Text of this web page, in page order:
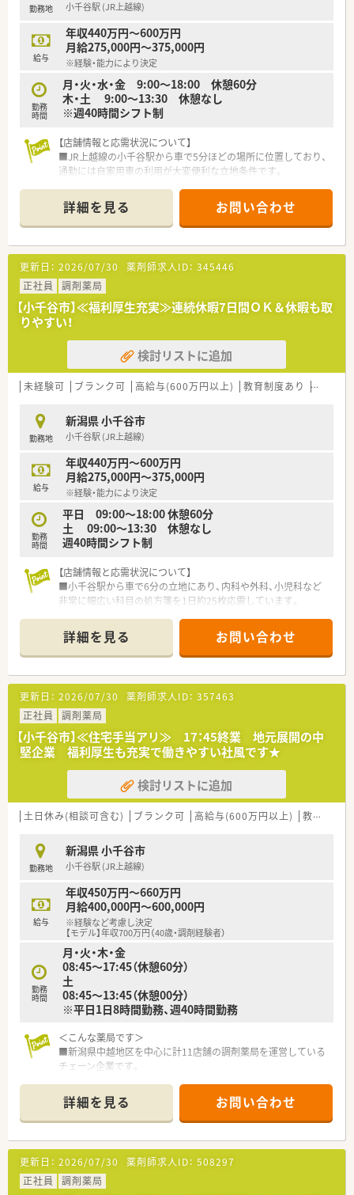
売、医療用具、福祉用具のレンタル・販売を行っています。
■県内では、調剤薬局6店舗（長岡市3店舗、小千谷市3店舗）、ドラ
ッグストア1店舗（小千谷市）、介護レンタル店1店舗（小千谷市）
を運営しています。
勤務地 小千谷駅 (JR上越線)
給与
年収440万円～600万円
月給275,000円～375,000円
※経験・能力により決定
勤務
時間
月・火・水・金 9:00〜18:00 休憩60分
木・土 9:00〜13:30 休憩なし
※週40時間シフト制
【店舗情報と応需状況について】
■JR上越線の小千谷駅から車で5分ほどの場所に位置しており、
通勤には自家用車の利用が大変便利な立地条件です。
枚数は平均して50枚程度を丁寧に対応しております。
■常勤薬剤師は2名体制で運営されており、薬剤師と事務職の適
切な人員配置により業務に集中できる体制が整っています。
【職場環境と雰囲気】
■20代や30代の若手薬剤師が多数活躍している活気ある職場
で、スタッフ同士が互いに助け合う風通しの良い雰囲気が魅力で
す。
■薬剤師と調剤事務が手厚く配置されているため、薬剤師本来の
専門業務である服薬指導などの対人業務に専念できる環境で
す。
■2年に1度のグループ全体での社員旅行などの交流イベントも
あり、店舗の垣根を超えた横のつながりを大切にしています。
■充実した教育研修制度を活用して多科目の処方知識を習得し、
数年後には管理薬剤師やエリアリーダーを目指すことが可能で
す。
■在宅医療のスペシャリストとしての道を歩むほか、希望や適性
に応じてSMO事業など新薬開発に関わる分野へ進む道もありま
す。
■年2回のグループ全体会議で優秀な実績を表彰される機会があ
り、努力の成果が目に見える形でキャリア形成に反映されます。
【こんな取り組みをしています】
など、地域の健康教育や次世代育成にも積極的に関わっていま
す。
■研修はすべて業務時間内に実施するように配慮されており、プ
■育児用品の購入費用助成や保育料の補助など、働くパパやママ
を経済面から強力にバックアップする独自の制度を運用してい
詳細を見る お問い合わせ
更新日： 2026/07/30 薬剤師求人ID： 345446
正社員
調剤薬局
【小千谷市】≪福利厚生充実≫連続休暇7日間ＯＫ＆休暇も取
りやすい！
検討リストに追加
未経験可 ブランク可 高給与(600万円以上) 教育制度あり 大手チ
勤務地
新潟県 小千谷市
小千谷駅 (JR上越線)
給与
年収440万円～600万円
月給275,000円～375,000円
※経験・能力により決定
勤務
時間
平日 09:00〜18:00 休憩60分
土 09:00〜13:30 休憩なし
週40時間シフト制
【店舗情報と応需状況について】
■小千谷駅から車で6分の立地にあり、内科や外科、小児科など
非常に幅広い科目の処方箋を1日約25枚応需しています。
フのサポートを受けながら対人業務に集中できる職場環境で
す。
■近隣の立川綜合病院をはじめとする多科目の処方箋に対応し
ており、在宅業務についても1人1施設を担当し注力しています。
【職場環境と雰囲気】
■20代から30代の若手薬剤師が数多く活躍しており、スタッフ
同士が切磋琢磨しながら明るく活気のある雰囲気の中で働いて
います。
■2年に1回の社員旅行やグループ全体会議での表彰制度があ
り、店舗の枠を超えて他部署のスタッフとも交流を深める機会が
■薬剤師と事務職の連携がスムーズで、互いに助け合いながら患
者満足度を高めるために一丸となって業務に邁進できる環境が
【想定されるキャリアイメージ】
■充実した研修制度を活用して多科目の処方知識を習得し、数年
後には管理薬剤師やエリアリーダーを目指すキャリアパスが描
けます。
■在宅医療の経験を積むことで地域密着型のスペシャリストに
なれるほか、意欲次第では新薬開発の支援業務に携わる道も開か
■個人の頑張りや実績を多角的に評価する表彰制度があるため、
モチベーションを高く維持しながら着実にステップアップが可
能です。
【こんな方が活躍中】
師や、在宅医療に深く関わりたいという志を持つ方が第一線で活
躍中です。
■育休からの復職率が100％であることから、仕事と家庭を両立
させながら専門性を維持し続けたい女性薬剤師も多数在籍して
います。
でいます。
詳細を見る お問い合わせ
更新日： 2026/07/30 薬剤師求人ID： 357463
正社員
調剤薬局
【小千谷市】≪住宅手当アリ≫ 17：45終業 地元展開の中
堅企業 福利厚生も充実で働きやすい社風です★
検討リストに追加
土日休み(相談可含む) ブランク可 高給与(600万円以上) 教育制度あり
勤務地
新潟県 小千谷市
小千谷駅 (JR上越線)
給与
年収450万円～660万円
月給400,000円～600,000円
※経験など考慮し決定
【モデル】年収700万円（40歳・調剤経験者）
勤務
時間
月・火・木・金
08:45〜17:45（休憩60分）
土
08:45〜13:45（休憩00分）
※平日1日8時間勤務、週40時間勤務
＜こんな薬局です＞
■新潟県中越地区を中心に計11店舗の調剤薬局を運営している
チェーン企業です。
な運営を行う経営方針です。
■定着率の高い企業です。平均勤続年数が長く、15年以上勤務し
ているベテラン社員の方も多くいらっしゃいます。
＜チャレンジできる環境です＞
■地域の中核を担う総合病院門前を中心に展開していますが、ク
リニック門前の店舗もあり、配属店舗に応じて様々な経験を積む
詳細を見る お問い合わせ
更新日： 2026/07/30 薬剤師求人ID： 508297
正社員
調剤薬局